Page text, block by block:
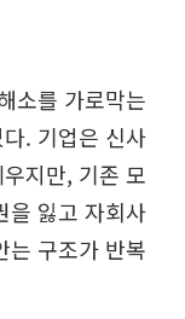
소를 가로막는
. 기업은 신사
지만, 기존 모
을 잃고 자회사
는 구조가 반복